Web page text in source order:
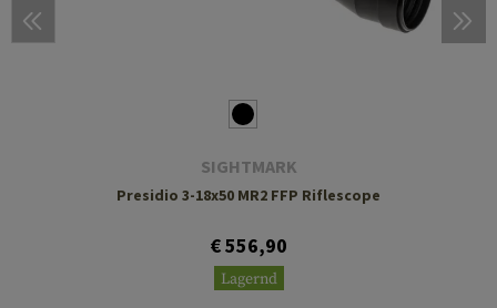
SIGHTMARK
Presidio 3-18x50 MR2 FFP Riflescope
€ 556,90
Lagernd